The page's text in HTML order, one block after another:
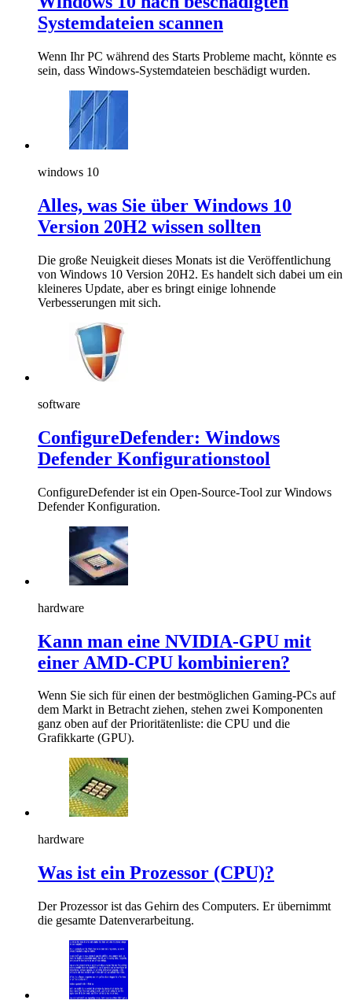
Systemdateien scannen
Wenn Ihr PC während des Starts Probleme macht, könnte es
sein, dass Windows-Systemdateien beschädigt wurden.
windows 10
Alles, was Sie über Windows 10
Version 20H2 wissen sollten
Die große Neuigkeit dieses Monats ist die Veröffentlichung
von Windows 10 Version 20H2. Es handelt sich dabei um ein
kleineres Update, aber es bringt einige lohnende
Verbesserungen mit sich.
software
ConfigureDefender: Windows
Defender Konfigurationstool
ConfigureDefender ist ein Open-Source-Tool zur Windows
Defender Konfiguration.
hardware
Kann man eine NVIDIA-GPU mit
einer AMD-CPU kombinieren?
Wenn Sie sich für einen der bestmöglichen Gaming-PCs auf
dem Markt in Betracht ziehen, stehen zwei Komponenten
ganz oben auf der Prioritätenliste: die CPU und die
Grafikkarte (GPU).
hardware
Was ist ein Prozessor (CPU)?
Der Prozessor ist das Gehirn des Computers. Er übernimmt
die gesamte Datenverarbeitung.